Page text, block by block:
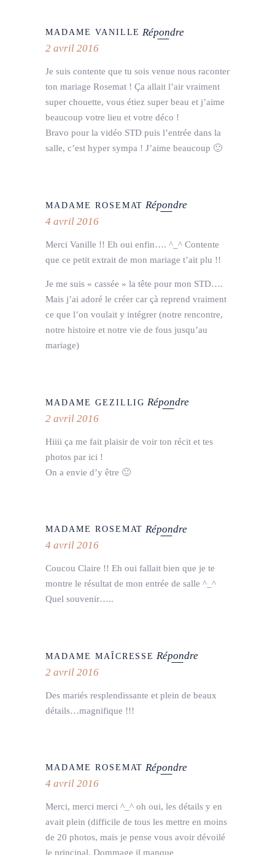
MADAME VANILLE Répondre
2 avril 2016
Je suis contente que tu sois venue nous raconter
ton mariage Rosemat ! Ça allait l’air vraiment
super chouette, vous étiez super beau et j’aime
beaucoup votre lieu et votre déco !
Bravo pour la vidéo STD puis l’entrée dans la
salle, c’est hyper sympa ! J’aime beaucoup 🙂
MADAME ROSEMAT Répondre
4 avril 2016
Merci Vanille !! Eh oui enfin…. ^_^ Contente
que ce petit extrait de mon mariage t’ait plu !!
Je me suis « cassée » la tête pour mon STD….
Mais j’ai adoré le créer car çà reprend vraiment
ce que l’on voulait y intégrer (notre rencontre,
notre histoire et notre vie de fous jusqu’au
mariage)
MADAME GEZILLIG Répondre
2 avril 2016
Hiiii ça me fait plaisir de voir ton récit et tes
photos par ici !
On a envie d’y être 🙂
MADAME ROSEMAT Répondre
4 avril 2016
Coucou Claire !! Eh oui fallait bien que je te
montre le résultat de mon entrée de salle ^_^
Quel souvenir…..
MADAME MAÎCRESSE Répondre
2 avril 2016
Des mariés resplendissante et plein de beaux
détails…magnifique !!!
MADAME ROSEMAT Répondre
4 avril 2016
Merci, merci merci ^_^ oh oui, les détails y en
avait plein (difficile de tous les mettre en moins
de 20 photos, mais je pense vous avoir dévoilé
le principal. Dommage il manque